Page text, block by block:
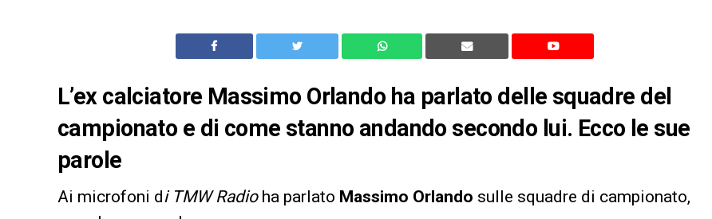
L’ex calciatore Massimo Orlando ha parlato delle squadre del
campionato e di come stanno andando secondo lui. Ecco le sue
parole
Ai microfoni di TMW Radioha parlato Massimo Orlando sulle squadre di campionato,